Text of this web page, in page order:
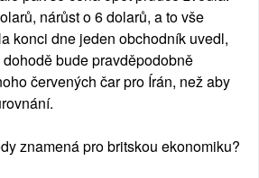
nárůst o 6 dolarů, a to vše
konci dne jeden obchodník uvedl,
bude pravděpodobně
červených čar pro Írán, než aby
znamená pro britskou ekonomiku?